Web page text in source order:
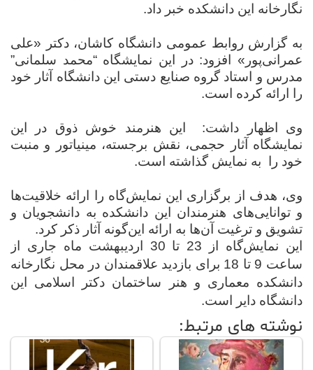
محیط
زیست
علم
فناوری
عکس
مجله
فرهنگی
هنری
نگارخانه این دانشکده خبر داد.
به گزارش روابط عمومی دانشگاه کاشان، دکتر «علی
عمرانی‌پور» افزود: در این نمایشگاه “محمد سلمانی”
مدرس و استاد گروه صنایع دستی این دانشگاه آثار خود
را ارائه کرده است.
وی اظهار داشت:
این هنرمند خوش ذوق در این
نمایشگاه آثار حجمی، نقش برجسته، مینیاتور و منبت
خود را به نمایش گذاشته است.
وی، هدف از برگزاری این نمایش‌گاه را ارائه خلاقیت‌ها
و توانایی‌های هنرمندان این دانشکده به دانشجویان و
تشویق و ترغیت آن‌ها به ارائه این‌گونه آثار ذکر کرد.
این نمایش‌گاه از 23 تا 30 اردیبهشت ماه جاری از
ساعت 9 تا 18 برای بازدید علاقمندان در محل نگارخانه
دانشکده معماری و هنر ساختمان دکتر اسلامی این
دانشگاه دایر است.
نوشته های مرتبط: